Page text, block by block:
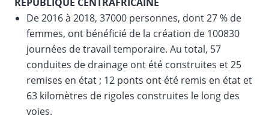
De 2016 à 2018, 37000 personnes, dont 27 % de
femmes, ont bénéficié de la création de 100830
journées de travail temporaire. Au total, 57
conduites de drainage ont été construites et 25
remises en état ; 12 ponts ont été remis en état et
63 kilomètres de rigoles construites le long des
voies.